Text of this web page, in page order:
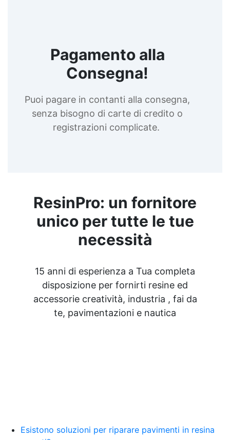
Pagamento alla
Consegna!
Puoi pagare in contanti alla consegna,
senza bisogno di carte di credito o
registrazioni complicate.
ResinPro: un fornitore
unico per tutte le tue
necessità
15 anni di esperienza a Tua completa
disposizione per fornirti resine ed
accessorie creatività, industria , fai da
te, pavimentazioni e nautica
Esistono soluzioni per riparare pavimenti in resina